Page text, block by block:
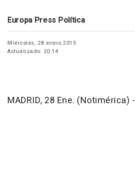
Europa Press Política
Miércoles, 28 enero 2015
Actualizado: 20:14
MADRID, 28 Ene. (Notimérica) -